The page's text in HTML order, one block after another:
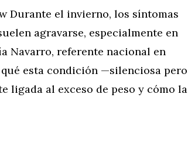
Durante el invierno, los síntomas
agravarse, especialmente en
Navarro, referente nacional en
esta condición —silenciosa pero
ligada al exceso de peso y cómo la